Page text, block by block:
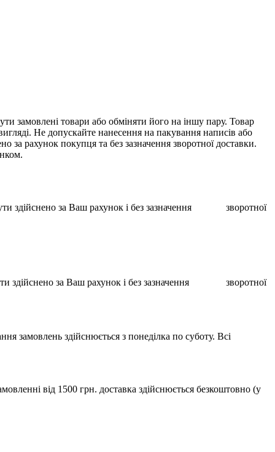
замовлені товари або обміняти його на іншу пару. Товар
Не допускайте нанесення на пакування написів або
рахунок покупця та без зазначення зворотної доставки.
здійснено за Ваш рахунок і без зазначення зворотної
здійснено за Ваш рахунок і без зазначення зворотної
замовлень здійснюється з понеділка по суботу. Всі
від 1500 грн. доставка здійснюється безкоштовно (у